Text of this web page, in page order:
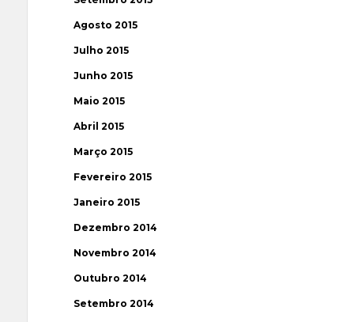
Agosto 2015
Julho 2015
Junho 2015
Maio 2015
Abril 2015
Março 2015
Fevereiro 2015
Janeiro 2015
Dezembro 2014
Novembro 2014
Outubro 2014
Setembro 2014